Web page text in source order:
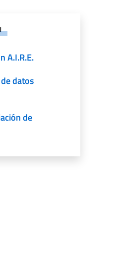
A.I.R.E.
datos
de